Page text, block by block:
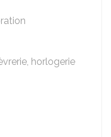
horlogerie